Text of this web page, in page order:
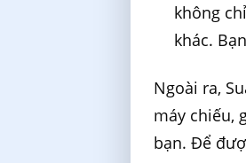
không
khác.
Ngoài ra,
máy chiếu,
bạn. Để